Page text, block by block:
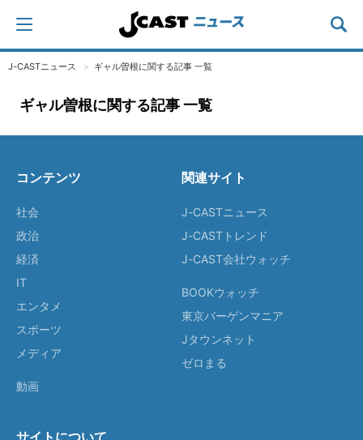
J-CASTニュース ギャル曽根に関する記事 一覧
ギャル曽根に関する記事 一覧
コンテンツ
社会
政治
経済
IT
エンタメ
スポーツ
メディア
動画
関連サイト
J-CASTニュース
J-CASTトレンド
J-CAST会社ウォッチ
BOOKウォッチ
東京バーゲンマニア
Jタウンネット
ゼロまる
サイトについて